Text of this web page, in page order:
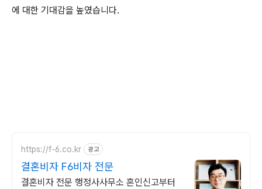
에 대한 기대감을 높였습니다.
https://f-6.co.kr 광고
결혼비자 F6비자 전문
결혼비자 전문 행정사사무소 혼인신고부터